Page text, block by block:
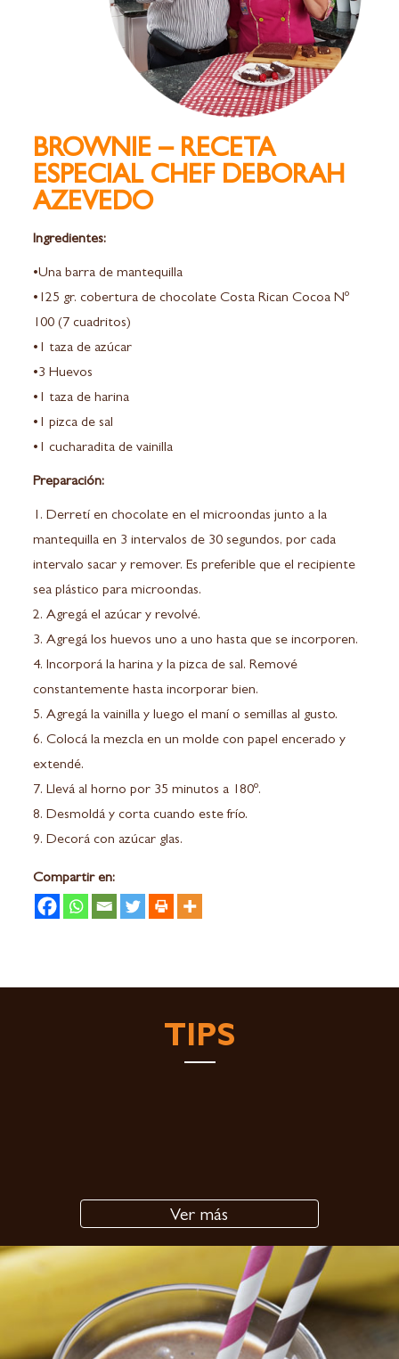
BROWNIE – RECETA
ESPECIAL CHEF DEBORAH
AZEVEDO
Ingredientes:
•Una barra de mantequilla
•125 gr. cobertura de chocolate Costa Rican Cocoa Nº
100 (7 cuadritos)
•1 taza de azúcar
•3 Huevos
•1 taza de harina
•1 pizca de sal
•1 cucharadita de vainilla
Preparación:
1. Derretí en chocolate en el microondas junto a la
mantequilla en 3 intervalos de 30 segundos, por cada
intervalo sacar y remover. Es preferible que el recipiente
sea plástico para microondas.
2. Agregá el azúcar y revolvé.
3. Agregá los huevos uno a uno hasta que se incorporen.
4. Incorporá la harina y la pizca de sal. Remové
constantemente hasta incorporar bien.
5. Agregá la vainilla y luego el maní o semillas al gusto.
6. Colocá la mezcla en un molde con papel encerado y
extendé.
7. Llevá al horno por 35 minutos a 180º.
8. Desmoldá y corta cuando este frío.
9. Decorá con azúcar glas.
Compartir en:
TIPS
Ver más